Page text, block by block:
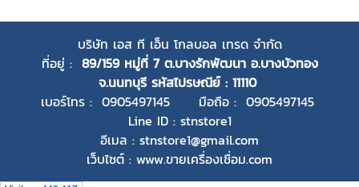
บริษัท เอส ที เอ็น โกลบอล เทรด จำกัด
ที่อยู่ : 89/159 หมู่ที่ 7 ต.บางรักพัฒนา อ.บางบัวทอง
จ.นนทบุรี รหัสไปรษณีย์ : 11110
เบอร์โทร : 0905497145 มือถือ : 0905497145
Line ID : stnstore1
อีเมล : stnstore1@gmail.com
เว็บไซต์ : www.ขายเครื่องเชื่อม.com